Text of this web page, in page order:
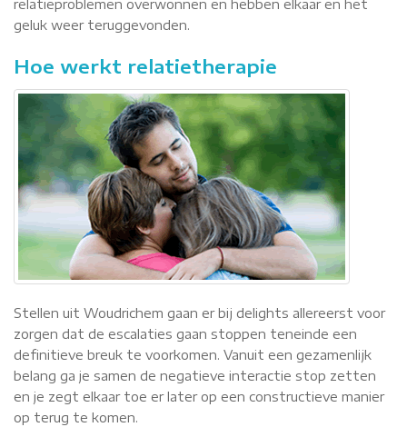
relatieproblemen overwonnen en hebben elkaar en het
geluk weer teruggevonden.
Hoe werkt relatietherapie
Stellen uit Woudrichem gaan er bij delights allereerst voor
zorgen dat de escalaties gaan stoppen teneinde een
definitieve breuk te voorkomen. Vanuit een gezamenlijk
belang ga je samen de negatieve interactie stop zetten
en je zegt elkaar toe er later op een constructieve manier
op terug te komen.